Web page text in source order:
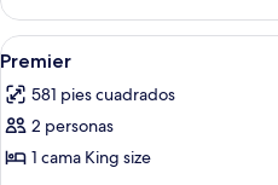
Executive
Room
Abrir
todas
las
fotos
de
5
Premier
581 pies cuadrados
2 personas
1 cama King size